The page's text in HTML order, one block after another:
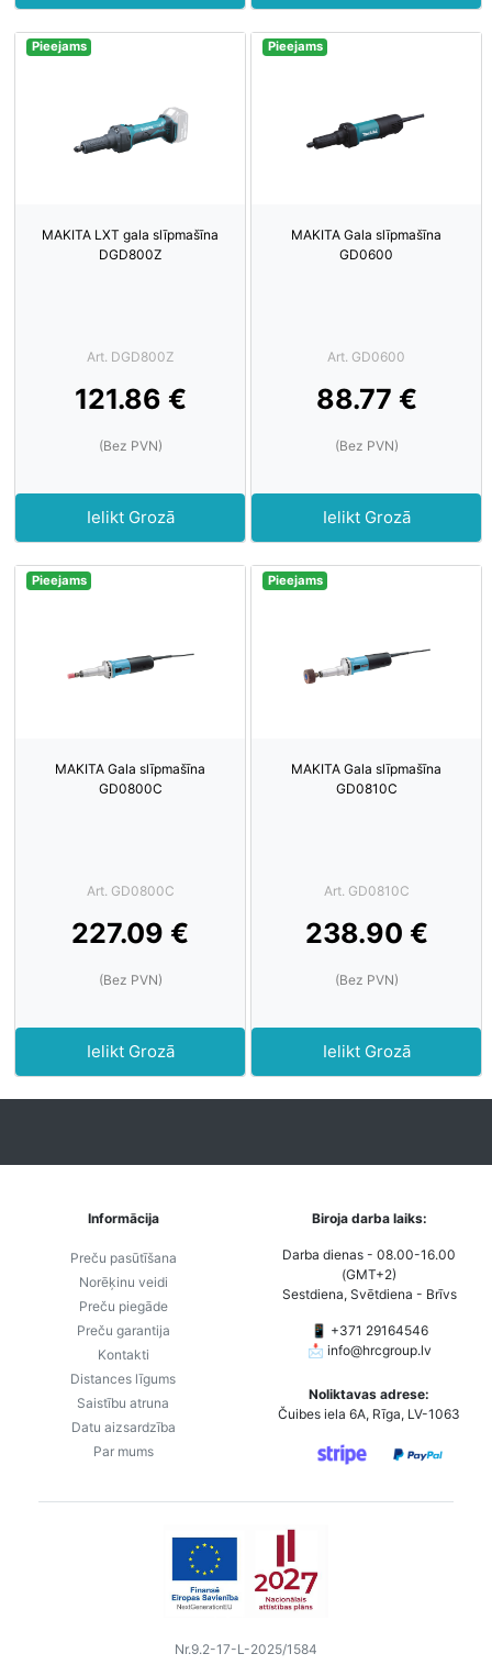
Pieejams
MAKITA LXT gala slīpmašīna
DGD800Z
Art. DGD800Z
121.86 €
(Bez PVN)
Ielikt Grozā
Pieejams
MAKITA Gala slīpmašīna
GD0600
Art. GD0600
88.77 €
(Bez PVN)
Ielikt Grozā
Pieejams
MAKITA Gala slīpmašīna
GD0800C
Art. GD0800C
227.09 €
(Bez PVN)
Ielikt Grozā
Pieejams
MAKITA Gala slīpmašīna
GD0810C
Art. GD0810C
238.90 €
(Bez PVN)
Ielikt Grozā
Informācija
Preču pasūtīšana
Norēķinu veidi
Preču piegāde
Preču garantija
Kontakti
Distances līgums
Saistību atruna
Datu aizsardzība
Par mums
Biroja darba laiks:
Darba dienas - 08.00-16.00
(GMT+2)
Sestdiena, Svētdiena - Brīvs
📱 +371 29164546
📩 info@hrcgroup.lv
Noliktavas adrese:
Čuibes iela 6A, Rīga, LV-1063
Nr.9.2-17-L-2025/1584